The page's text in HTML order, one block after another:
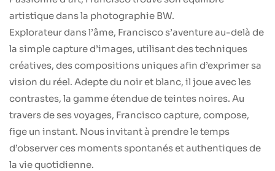
artistique dans la photographie BW.
Explorateur dans l’âme, Francisco s’aventure au-delà de
la simple capture d’images, utilisant des techniques
créatives, des compositions uniques afin d’exprimer sa
vision du réel. Adepte du noir et blanc, il joue avec les
contrastes, la gamme étendue de teintes noires. Au
travers de ses voyages, Francisco capture, compose,
fige un instant. Nous invitant à prendre le temps
d’observer ces moments spontanés et authentiques de
la vie quotidienne.